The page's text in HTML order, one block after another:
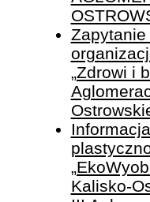
„Zdrowi i
Kalisko-